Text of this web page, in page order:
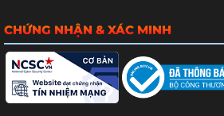
CHỨNG NHẬN & XÁC MINH